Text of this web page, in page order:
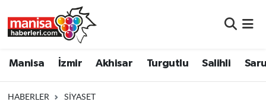
Manisa İzmir Akhisar Turgutlu Salihli
HABERLER SIYASET
Manisa Nöbetçi Eczaneler